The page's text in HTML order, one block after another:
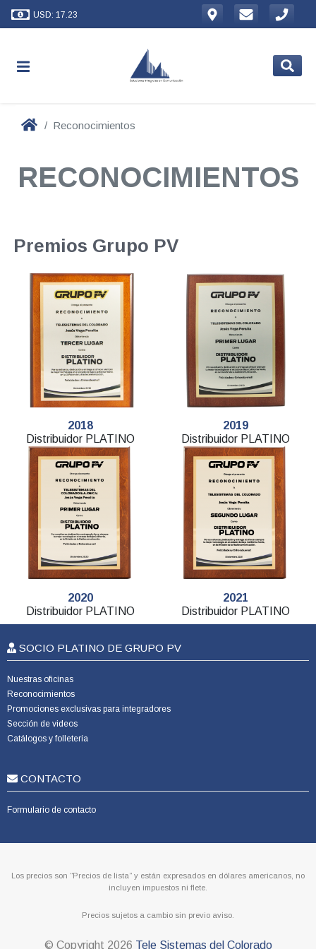
USD: 17.23
Reconocimientos
RECONOCIMIENTOS
Premios Grupo PV
2018
Distribuidor PLATINO
2019
Distribuidor PLATINO
2020
Distribuidor PLATINO
2021
Distribuidor PLATINO
SOCIO PLATINO DE GRUPO PV
Nuestras oficinas
Reconocimientos
Promociones exclusivas para integradores
Sección de videos
Catálogos y folletería
CONTACTO
Formulario de contacto
Los precios son “Precios de lista” y están expresados en dólares americanos, no
incluyen impuestos ni flete.
Precios sujetos a cambio sin previo aviso.
© Copyright 2026 Tele Sistemas del Colorado